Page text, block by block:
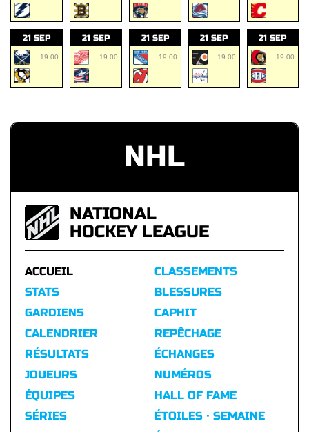
21 SEP
19:00
21 SEP
19:00
21 SEP
19:00
21 SEP
19:00
21 SEP
19:00
NHL
NATIONAL
HOCKEY LEAGUE
ACCUEIL
STATS
GARDIENS
CALENDRIER
RÉSULTATS
CLASSEMENTS
BLESSURES
CAPHIT
REPÊCHAGE
ÉCHANGES
JOUEURS
ÉQUIPES
SÉRIES
NUMÉROS
HALL OF FAME
ÉTOILES · SEMAINE